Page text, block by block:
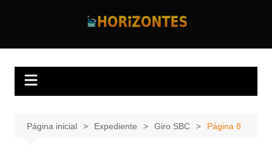
Horizontes
Página inicial Expediente Giro SBC Página 8